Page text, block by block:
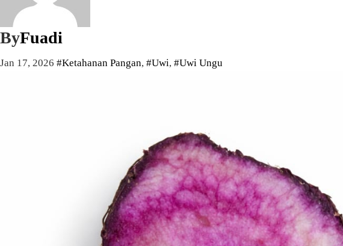
ByFuadi
Jan 17, 2026 #Ketahanan Pangan, #Uwi, #Uwi Ungu